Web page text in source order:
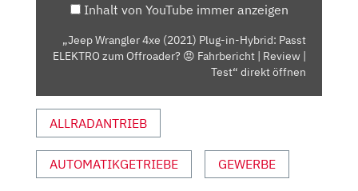
PASST
ELEKTRO
ZUM
FAHRBERICHT
REVIEW
Inhalt von YouTube immer anzeigen
„Jeep Wrangler 4xe (2021) Plug-in-Hybrid: Passt
ELEKTRO zum Offroader? 😡 Fahrbericht | Review |
Test“ direkt öffnen
ALLRADANTRIEB
AUTOMATIKGETRIEBE GEWERBE